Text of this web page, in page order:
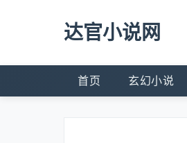
达官小说网
首页 玄幻小说